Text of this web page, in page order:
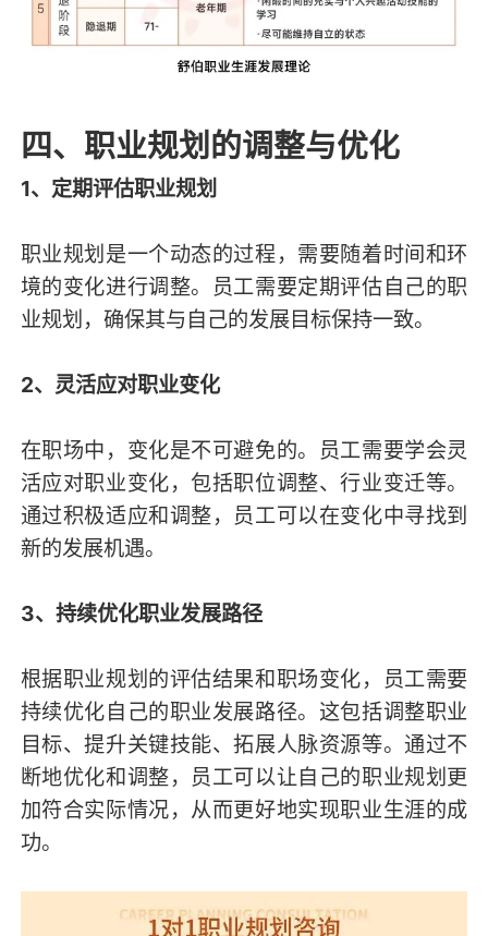
四、职业规划的调整与优化
1、定期评估职业规划
职业规划是一个动态的过程，需要随着时间和环
境的变化进行调整。员工需要定期评估自己的职
业规划，确保其与自己的发展目标保持一致。
2、灵活应对职业变化
在职场中，变化是不可避免的。员工需要学会灵
活应对职业变化，包括职位调整、行业变迁等。
通过积极适应和调整，员工可以在变化中寻找到
新的发展机遇。
3、持续优化职业发展路径
根据职业规划的评估结果和职场变化，员工需要
持续优化自己的职业发展路径。这包括调整职业
目标、提升关键技能、拓展人脉资源等。通过不
断地优化和调整，员工可以让自己的职业规划更
加符合实际情况，从而更好地实现职业生涯的成
功。